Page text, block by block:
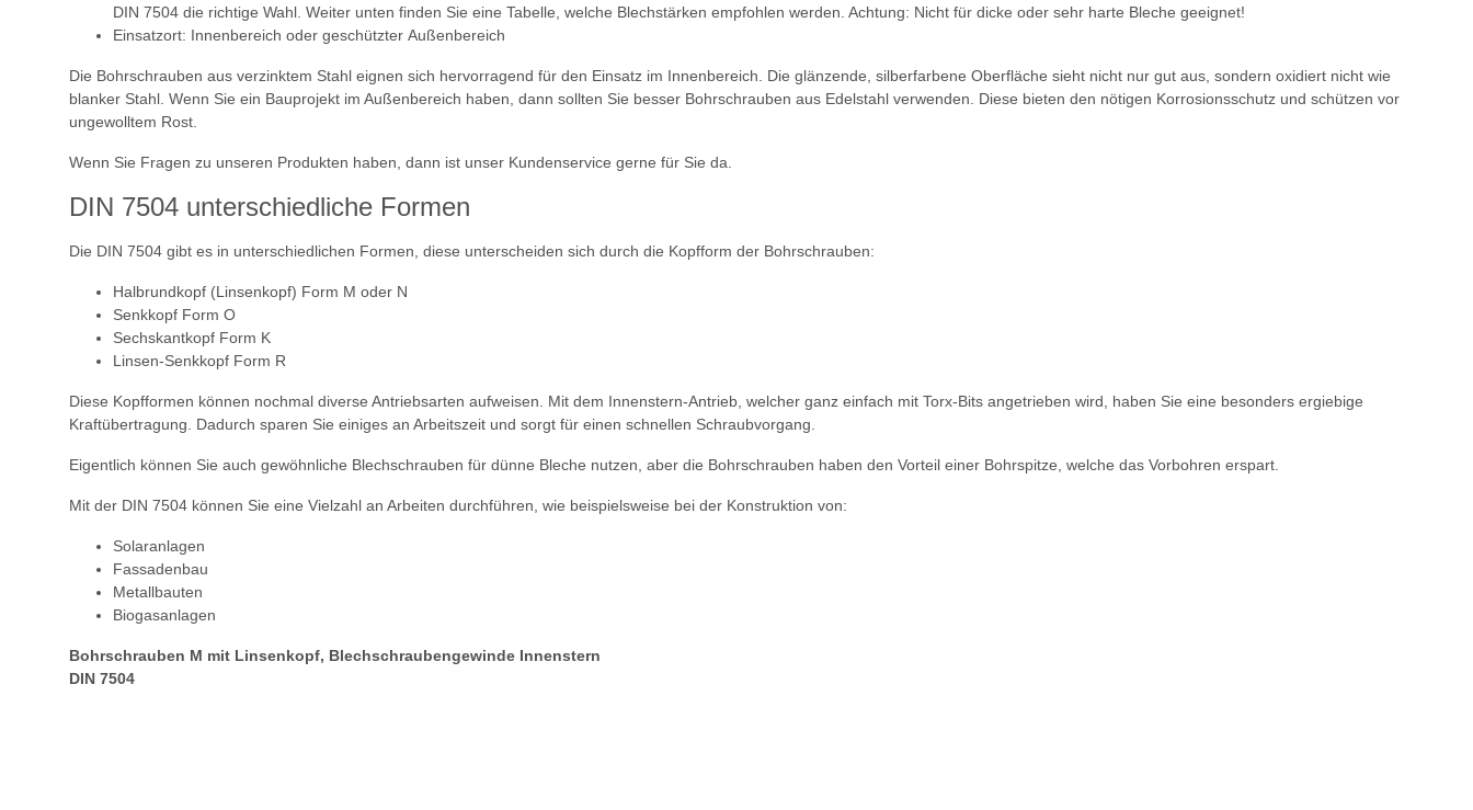
DIN 7504 die richtige Wahl. Weiter unten finden Sie eine Tabelle, welche Blechstärken empfohlen werden. Achtung: Nicht für dicke oder sehr harte Bleche geeignet!
Einsatzort: Innenbereich oder geschützter Außenbereich
Die Bohrschrauben aus verzinktem Stahl eignen sich hervorragend für den Einsatz im Innenbereich. Die glänzende, silberfarbene Oberfläche sieht nicht nur gut aus, sondern oxidiert nicht wie
blanker Stahl. Wenn Sie ein Bauprojekt im Außenbereich haben, dann sollten Sie besser Bohrschrauben aus Edelstahl verwenden. Diese bieten den nötigen Korrosionsschutz und schützen vor
ungewolltem Rost.
Wenn Sie Fragen zu unseren Produkten haben, dann ist unser Kundenservice gerne für Sie da.
DIN 7504 unterschiedliche Formen
Die DIN 7504 gibt es in unterschiedlichen Formen, diese unterscheiden sich durch die Kopfform der Bohrschrauben:
Halbrundkopf (Linsenkopf) Form M oder N
Senkkopf Form O
Sechskantkopf Form K
Linsen-Senkkopf Form R
Diese Kopfformen können nochmal diverse Antriebsarten aufweisen. Mit dem Innenstern-Antrieb, welcher ganz einfach mit Torx-Bits angetrieben wird, haben Sie eine besonders ergiebige
Kraftübertragung. Dadurch sparen Sie einiges an Arbeitszeit und sorgt für einen schnellen Schraubvorgang.
Eigentlich können Sie auch gewöhnliche Blechschrauben für dünne Bleche nutzen, aber die Bohrschrauben haben den Vorteil einer Bohrspitze, welche das Vorbohren erspart.
Mit der DIN 7504 können Sie eine Vielzahl an Arbeiten durchführen, wie beispielsweise bei der Konstruktion von:
Solaranlagen
Fassadenbau
Metallbauten
Biogasanlagen
Bohrschrauben M mit Linsenkopf, Blechschraubengewinde Innenstern
DIN 7504